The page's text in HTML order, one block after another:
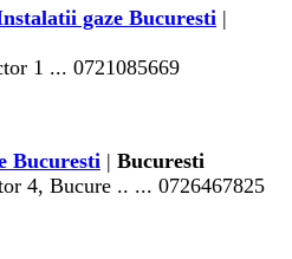
gaze Bucuresti |
1 ... 0721085669
Bucuresti | Bucuresti
4, Bucure .. ... 0726467825